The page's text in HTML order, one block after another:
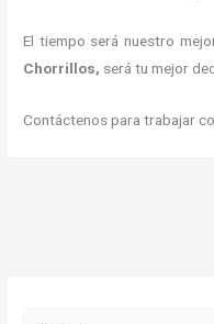
El tiempo será nuestro
Chorrillos, será tu mejor
Contáctenos para trabajar